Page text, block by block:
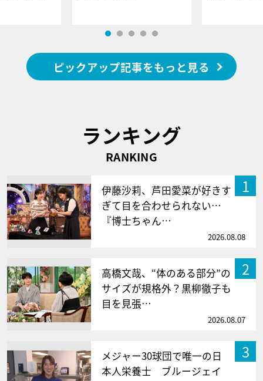
ピックアップ記事をもっと見る
ランキング
RANKING
1
伊藤沙莉、芦田愛菜が好きす
ぎて目を合わせられない…
『博士ちゃん…
2026.08.08
2
高橋文哉、“体のある部分”の
サイズが規格外？黒柳徹子も
目を見張…
2026.08.07
3
メジャー30球団で唯一の日
本人栄養士 ブルージェイ